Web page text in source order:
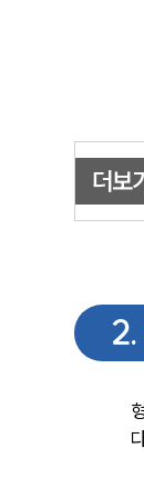
더보
2.